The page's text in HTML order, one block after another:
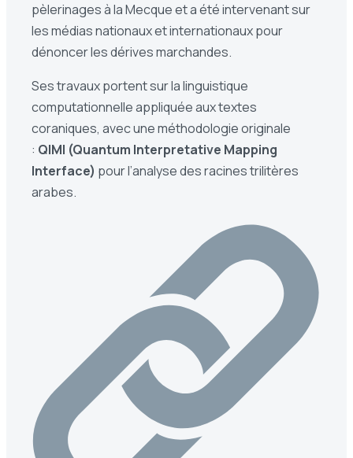
pèlerinages à la Mecque et a été intervenant sur
les médias nationaux et internationaux pour
dénoncer les dérives marchandes.
Ses travaux portent sur la linguistique
computationnelle appliquée aux textes
coraniques, avec une méthodologie originale
: QIMI (Quantum Interpretative Mapping
Interface) pour l’analyse des racines trilitères
arabes.